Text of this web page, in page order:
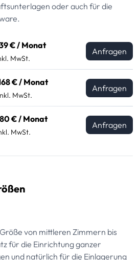
oder auch für die
€ / Monat
MwSt.
Anfragen
€ / Monat
MwSt.
Anfragen
€ / Monat
MwSt.
Anfragen
von mittleren Zimmern bis
für die Einrichtung ganzer
und natürlich für die Einlagerung